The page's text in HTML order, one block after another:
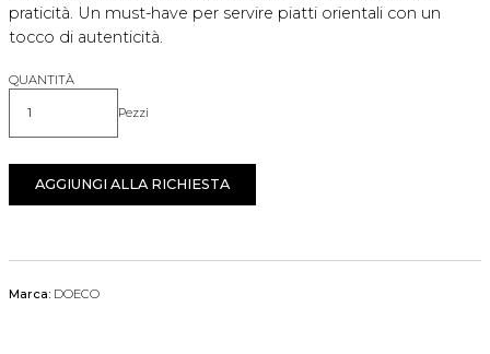
praticità. Un must-have per servire piatti orientali con un
tocco di autenticità.
QUANTITÀ
Quantità Pezzi
AGGIUNGI ALLA RICHIESTA
Marca: DOECO